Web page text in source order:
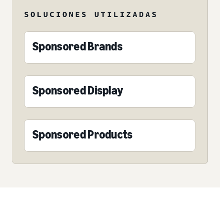
SOLUCIONES UTILIZADAS
Sponsored Brands
Sponsored Display
Sponsored Products